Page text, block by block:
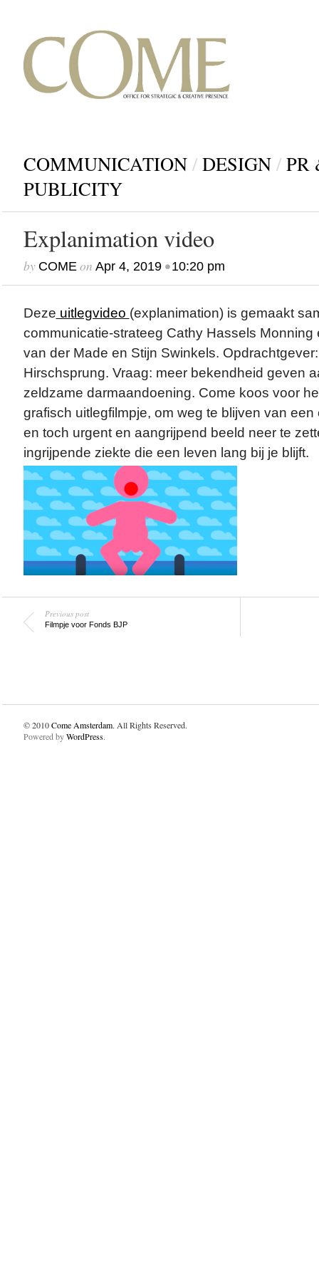
COMMUNICATION / DESIGN / PR
PUBLICITY
Explanimation video
by COMEon Apr 4, 2019•10:20 pm
Deze uitlegvideo (explanimation) is gemaakt
communicatie-strateeg Cathy Hassels Monning
van der Made en Stijn Swinkels.
Hirschsprung. Vraag: meer bekendheid geven
zeldzame darmaandoening. Come koos voor
grafisch uitlegfilmpje, om weg te blijven van
en toch urgent en aangrijpend beeld neer te
ingrijpende ziekte die een leven lang bij je blijft.
Previous post
Filmpje voor Fonds BJP
© 2010Come Amsterdam. All Rights Reserved.
Powered byWordPress.